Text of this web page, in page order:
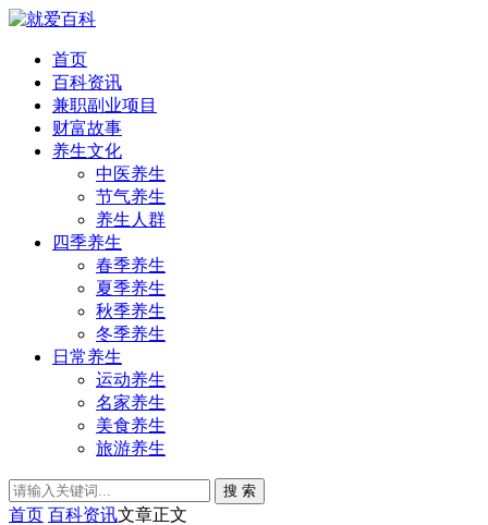
首页
百科资讯
兼职副业项目
财富故事
养生文化
中医养生
节气养生
养生人群
四季养生
春季养生
夏季养生
秋季养生
冬季养生
日常养生
运动养生
名家养生
美食养生
旅游养生
搜 索
首页 百科资讯文章正文